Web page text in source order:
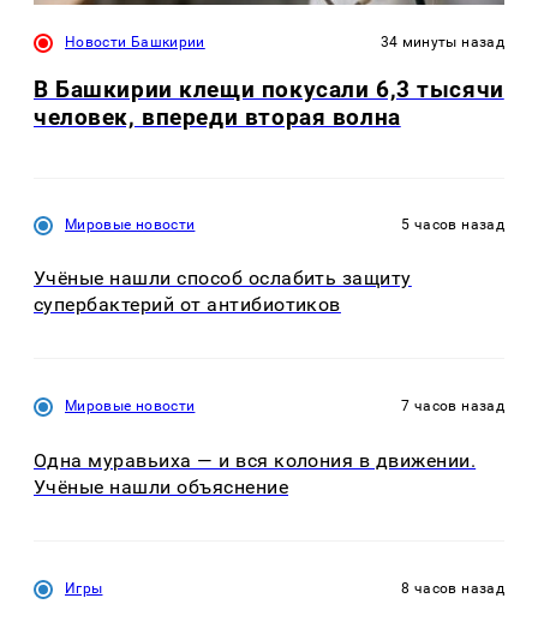
Новости Башкирии 34 минуты назад
В Башкирии клещи покусали 6,3 тысячи
человек, впереди вторая волна
Мировые новости 5 часов назад
Учёные нашли способ ослабить защиту
супербактерий от антибиотиков
Мировые новости 7 часов назад
Одна муравьиха — и вся колония в движении.
Учёные нашли объяснение
Игры 8 часов назад